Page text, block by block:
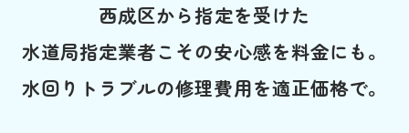
西成区から指定を受けた
水道局指定業者こその安心感を料金にも。
水回りトラブルの修理費用を適正価格で。